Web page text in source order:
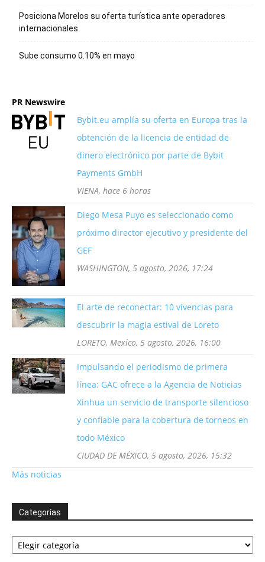
Posiciona Morelos su oferta turística ante operadores
internacionales
Sube consumo 0.10% en mayo
PR Newswire
Bybit.eu amplía su oferta en Europa tras la
obtención de la licencia de entidad de
dinero electrónico por parte de Bybit
Payments GmbH
VIENA, hace 6 horas
Diego Mesa Puyo es seleccionado como
próximo director ejecutivo y presidente del
GEF
WASHINGTON, 5 agosto, 2026, 17:24
El arte de reconectar: 10 vivencias para
descubrir la magia estival de Loreto
LORETO, Mexico, 5 agosto, 2026, 16:00
Impulsando el periodismo de primera
línea: GAC ofrece a la Agencia de Noticias
Xinhua un servicio de transporte silencioso
y confiable para la cobertura de torneos en
todo México
CIUDAD DE MÉXICO, 5 agosto, 2026, 15:32
Más noticias
Categorías
Categorías